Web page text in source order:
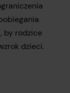
by rodzice
dzieci.